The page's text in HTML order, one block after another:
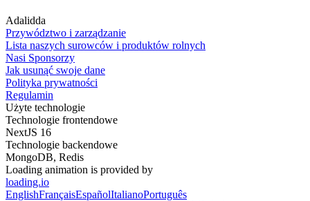
Adalidda
Przywództwo i zarządzanie
Lista naszych surowców i produktów rolnych
Nasi Sponsorzy
Jak usunąć swoje dane
Polityka prywatności
Regulamin
Użyte technologie
Technologie frontendowe
NextJS 16
Technologie backendowe
MongoDB, Redis
Loading animation is provided by
loading.io
EnglishFrançaisEspañolItalianoPortuguês